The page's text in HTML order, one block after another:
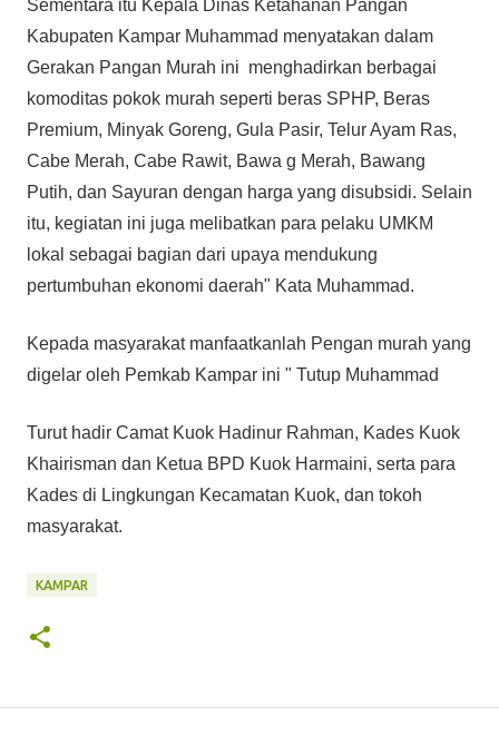
Sementara itu Kepala Dinas Ketahanan Pangan
Kabupaten Kampar Muhammad menyatakan dalam
Gerakan Pangan Murah ini menghadirkan berbagai
komoditas pokok murah seperti beras SPHP, Beras
Premium, Minyak Goreng, Gula Pasir, Telur Ayam Ras,
Cabe Merah, Cabe Rawit, Bawa g Merah, Bawang
Putih, dan Sayuran dengan harga yang disubsidi. Selain
itu, kegiatan ini juga melibatkan para pelaku UMKM
lokal sebagai bagian dari upaya mendukung
pertumbuhan ekonomi daerah" Kata Muhammad.
Kepada masyarakat manfaatkanlah Pengan murah yang
digelar oleh Pemkab Kampar ini " Tutup Muhammad
Turut hadir Camat Kuok Hadinur Rahman, Kades Kuok
Khairisman dan Ketua BPD Kuok Harmaini, serta para
Kades di Lingkungan Kecamatan Kuok, dan tokoh
masyarakat.
KAMPAR